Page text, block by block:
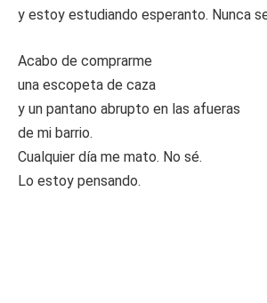
y estoy estudiando esperanto. Nunca
Acabo de comprarme
una escopeta de caza
y un pantano abrupto en las afueras
de mi barrio.
Cualquier día me mato. No sé.
Lo estoy pensando.